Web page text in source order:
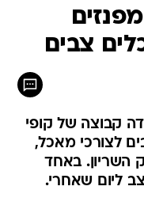
צבים
קבוצה של קופי
לצורכי מאכל,
השריון. באחד
ליום שאחרי.